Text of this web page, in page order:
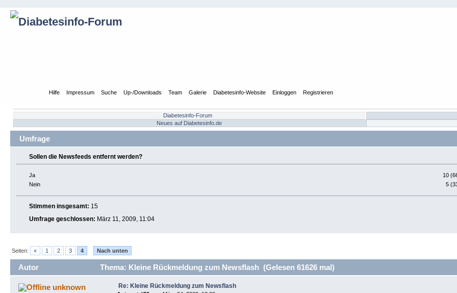
Hilfe Impressum Suche Up-/Downloads Team Galerie Diabetesinfo-Website Einloggen Registrieren
Diabetesinfo-Forum
Neues auf Diabetesinfo.de
Umfrage
Sollen die Newsfeeds entfernt werden?
Ja
10
Nein
5
Stimmen insgesamt: 15
Umfrage geschlossen: März 11, 2009, 11:04
Seiten: « 1 2 3 4 Nach unten
Autor Thema: Kleine Rückmeldung zum Newsflash (Gelesen 61626 mal)
unknown Re: Kleine Rückmeldung zum Newsflash